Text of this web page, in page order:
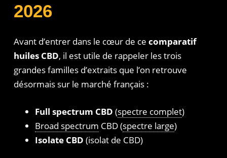
2026
Avant d’entrer dans le cœur de ce comparatif
huiles CBD, il est utile de rappeler les trois
grandes familles d’extraits que l’on retrouve
désormais sur le marché français :
Full spectrum CBD (spectre complet)
Broad spectrum CBD (spectre large)
Isolate CBD (isolat de CBD)